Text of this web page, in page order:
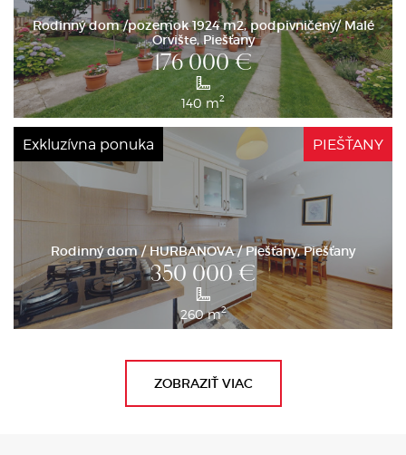
Rodinný dom /pozemok 1924 m2, podpivničený/ Malé
Orvište, Piešťany
176 000€
140 m2
Exkluzívna ponuka
Rodinný dom / HURBANOVA / Piešťany, Piešťany
350 000 €
260 m2
PIEŠŤANY
ZOBRAZIŤ VIAC